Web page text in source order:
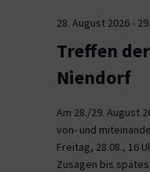
28. August 2026-
Treffen
Niendorf
Am 28./29. August
von- und
Freitag, 28.08., 16
Zusagen bis